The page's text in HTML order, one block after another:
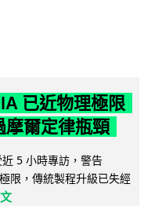
已近物理極限
摩爾定律瓶頸
5 小時專訪，警告
限，傳統製程升級已失經